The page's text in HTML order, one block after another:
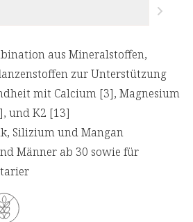
aus Mineralstoffen,
zur Unterstützung
mit Calcium [3], Magnesium
und K2 [13]
Silizium und Mangan
Männer ab 30 sowie für